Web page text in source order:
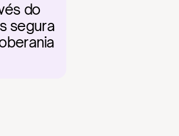
do
segura